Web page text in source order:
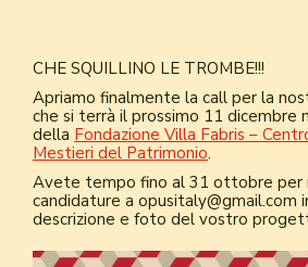
CHE SQUILLINO LE TROMBE!!!
Apriamo finalmente la call per la
che si terrà il prossimo 11 dicembre
della Fondazione Villa Fabris –
Mestieri del Patrimonio.
Avete tempo fino al 31 ottobre per
candidature a opusitaly@gmail.com
descrizione e foto del vostro